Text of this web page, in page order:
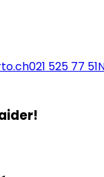
021 525 77 51